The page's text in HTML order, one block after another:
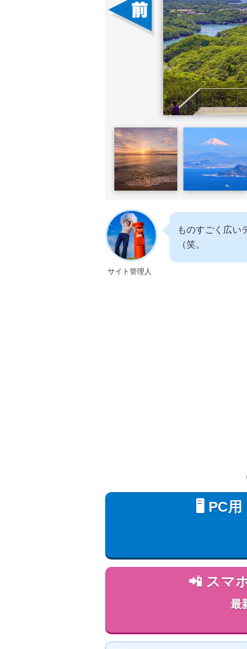
サイト管理人
ものすごく広い
（笑。
🖥️ PC用
📲 スマ
最